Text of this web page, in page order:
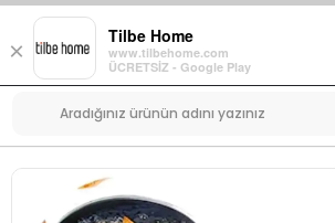
×
Tilbe Home
www.tilbehome.com
ÜCRETSİZ - Google Play
Menü